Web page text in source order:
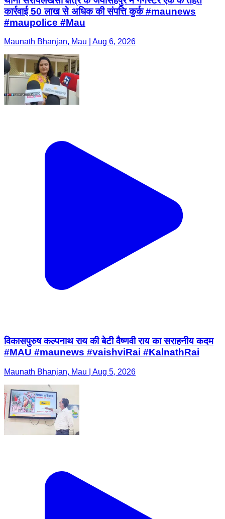
कार्रवाई 50 लाख से अधिक की संपत्ति कुर्क #maunews
#maupolice #Mau
Maunath Bhanjan, Mau | Aug 6, 2026
विकासपुरुष कल्पनाथ राय की बेटी वैष्णवी राय का सराहनीय कदम
#MAU #maunews #vaishviRai #KalnathRai
Maunath Bhanjan, Mau | Aug 5, 2026